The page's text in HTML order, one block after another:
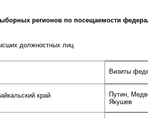
регионов по посещаемости
должностных лиц
Визиты
край
Путин,
Якушев